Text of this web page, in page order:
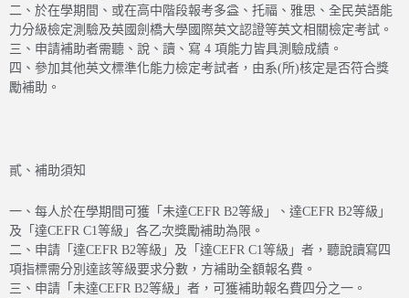
二、於在學期間、或在高中階段報考多益、托福、雅思、全民英語能
力分級檢定測驗及英國劍橋大學國際英文認證等英文相關檢定考試。
三、申請補助者需聽、說、讀、寫 4 項能力皆具測驗成績。
四、參加其他英文標準化能力檢定考試者，由系(所)核定是否符合獎
勵補助。
貳、補助須知
一、每人於在學期間可獲「未達CEFR B2等級」、達CEFR B2等級」
及「達CEFR C1等級」各乙次獎勵補助為限。
二、申請「達CEFR B2等級」及「達CEFR C1等級」者，聽說讀寫四
項指標需分別達該等級要求分數，方補助全額報名費。
三、申請「未達CEFR B2等級」者，可獲補助報名費四分之一。